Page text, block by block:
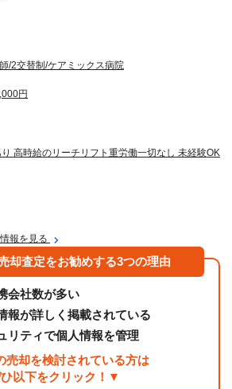
/2交替制/ケアミックス病院
円
高時給のリーチリフト重労働一切なし 未経験OK
報を見る
却査定をお勧めする3つの理由
会社数が多い
報が詳しく掲載されている
リティで個人情報を管理
売却を検討されている方は
以下をクリック！▼